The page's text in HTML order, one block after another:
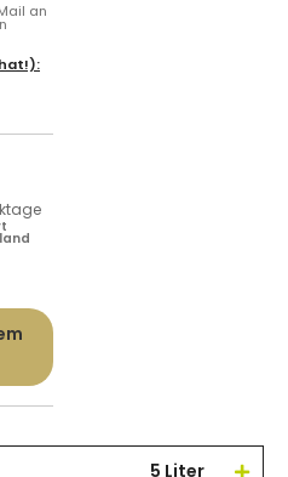
an
5 Liter